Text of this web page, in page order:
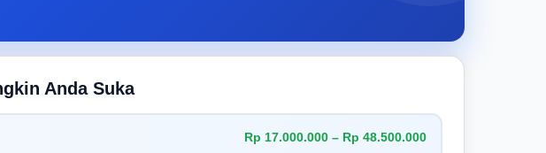
Anda Suka
Rp 17.000.000 – Rp 48.500.000